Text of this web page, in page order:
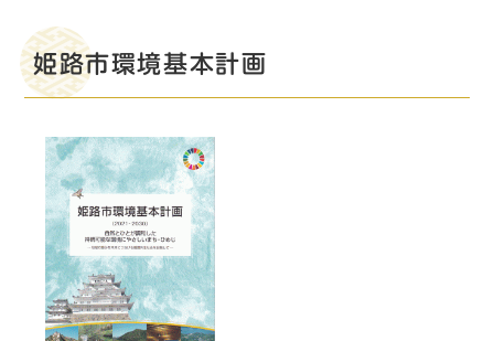
姫路市環境基本計画